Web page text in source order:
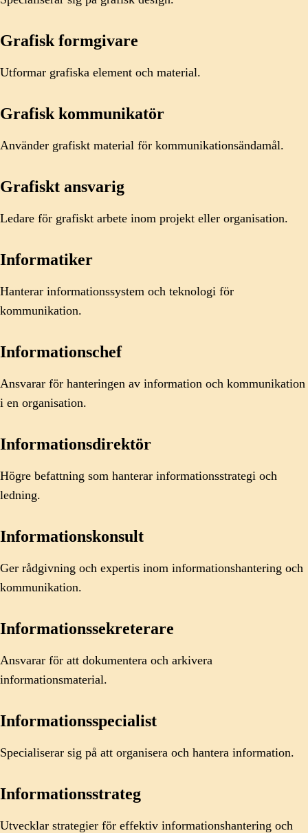
Grafisk formgivare
Utformar grafiska element och material.
Grafisk kommunikatör
Använder grafiskt material för kommunikationsändamål.
Grafiskt ansvarig
Ledare för grafiskt arbete inom projekt eller organisation.
Informatiker
Hanterar informationssystem och teknologi för
kommunikation.
Informationschef
Ansvarar för hanteringen av information och kommunikation
i en organisation.
Informationsdirektör
Högre befattning som hanterar informationsstrategi och
ledning.
Informationskonsult
Ger rådgivning och expertis inom informationshantering och
kommunikation.
Informationssekreterare
Ansvarar för att dokumentera och arkivera
informationsmaterial.
Informationsspecialist
Specialiserar sig på att organisera och hantera information.
Informationsstrateg
Utvecklar strategier för effektiv informationshantering och